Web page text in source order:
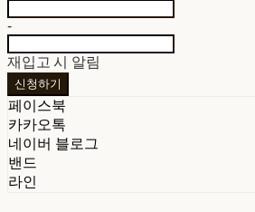
-
재입고 시 알림
신청하기
페이스북
카카오톡
네이버 블로그
밴드
라인